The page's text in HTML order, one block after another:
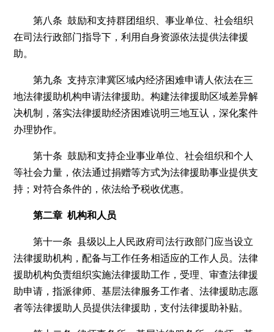
第八条 鼓励和支持群团组织、事业单位、社会组织
在司法行政部门指导下，利用自身资源依法提供法律援
助。
第九条 支持京津冀区域内经济困难申请人依法在三
地法律援助机构申请法律援助。构建法律援助区域差异解
决机制，落实法律援助经济困难说明三地互认，深化案件
办理协作。
第十条 鼓励和支持企业事业单位、社会组织和个人
等社会力量，依法通过捐赠等方式为法律援助事业提供支
持；对符合条件的，依法给予税收优惠。
第二章 机构和人员
第十一条 县级以上人民政府司法行政部门应当设立
法律援助机构，配备与工作任务相适应的工作人员。法律
援助机构负责组织实施法律援助工作，受理、审查法律援
助申请，指派律师、基层法律服务工作者、法律援助志愿
者等法律援助人员提供法律援助，支付法律援助补贴。